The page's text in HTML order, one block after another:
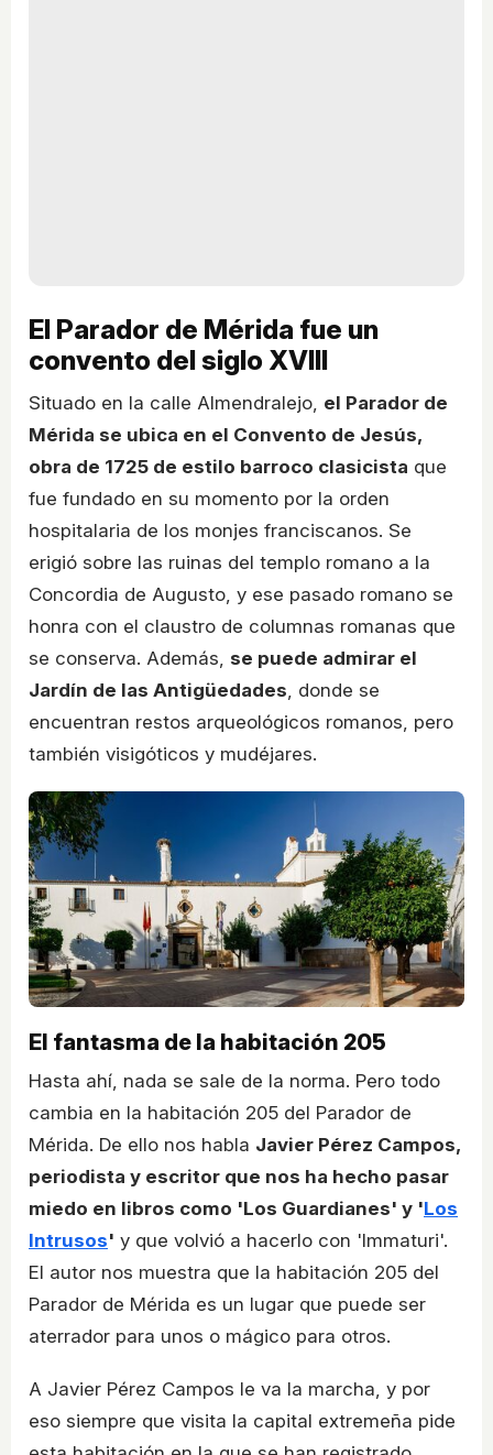
El Parador de Mérida fue un
convento del siglo XVIII
Situado en la calle Almendralejo, el Parador de
Mérida se ubica en el Convento de Jesús,
obra de 1725 de estilo barroco clasicista que
fue fundado en su momento por la orden
hospitalaria de los monjes franciscanos. Se
erigió sobre las ruinas del templo romano a la
Concordia de Augusto, y ese pasado romano se
honra con el claustro de columnas romanas que
se conserva. Además, se puede admirar el
Jardín de las Antigüedades, donde se
encuentran restos arqueológicos romanos, pero
también visigóticos y mudéjares.
El fantasma de la habitación 205
Hasta ahí, nada se sale de la norma. Pero todo
cambia en la habitación 205 del Parador de
Mérida. De ello nos habla Javier Pérez Campos,
periodista y escritor que nos ha hecho pasar
miedo en libros como 'Los Guardianes' y 'Los
Intrusos' y que volvió a hacerlo con 'Immaturi'.
El autor nos muestra que la habitación 205 del
Parador de Mérida es un lugar que puede ser
aterrador para unos o mágico para otros.
A Javier Pérez Campos le va la marcha, y por
eso siempre que visita la capital extremeña pide